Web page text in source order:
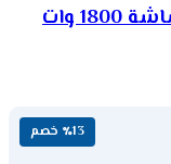
دفاية كهربائية جي في سي برو شاشة 1800 وات
٪13 خصم